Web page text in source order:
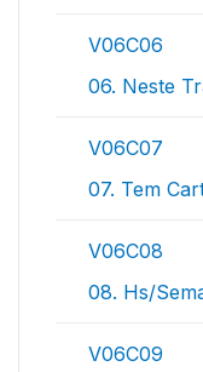
V06C06
06. Neste
V06C07
07. Tem
V06C08
08. Hs/
V06C09